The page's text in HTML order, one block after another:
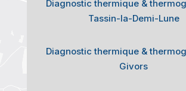
Diagnostic thermique &
Tassin-la-Demi-Lune
Diagnostic thermique &
Givors